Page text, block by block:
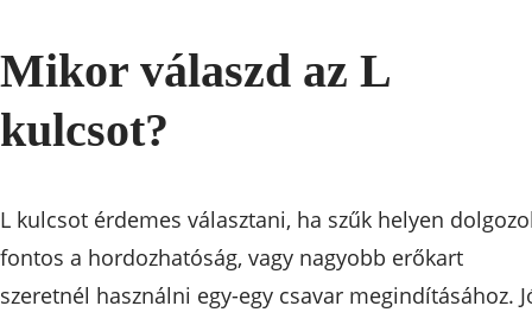
Mikor válaszd az L
kulcsot?
L kulcsot érdemes választani, ha szűk helyen
fontos a hordozhatóság, vagy nagyobb erőkart
szeretnél használni egy-egy csavar megindításához.